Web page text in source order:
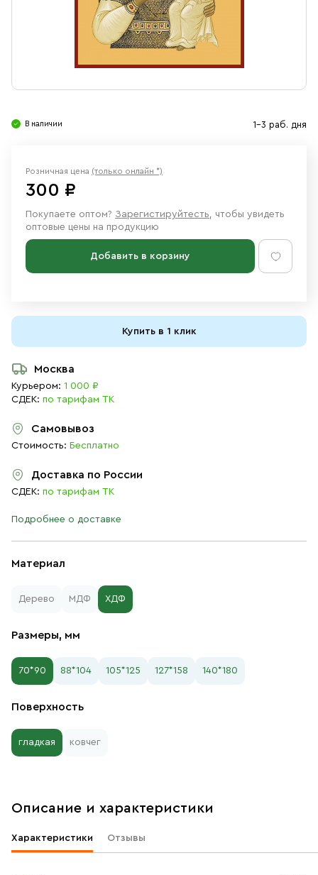
Ювелирные изделия
В наличии 1-3 раб. дня
Материал
Дерево МДФ ХДФ
Размеры, мм
70*90 88*104 105*125 127*158 140*180
Поверхность
гладкая ковчег
Розничная цена (только онлайн *)
300 ₽
Покупаете оптом? Зарегистируйтесть, чтобы увидеть
оптовые цены на продукцию
Добавить в корзину
Купить в 1 клик
Москва
Курьером: 1 000 ₽
СДЕК: по тарифам ТК
Самовывоз
Стоимость: Бесплатно
Доставка по России
СДЕК: по тарифам ТК
Подробнее о доставке
Описание и характеристики
Характеристики Отзывы